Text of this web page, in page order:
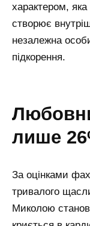
характером,
створює
незалежна
підкорення.
любовний союз: чому
лише
За оцінками
тривалого
Миколою